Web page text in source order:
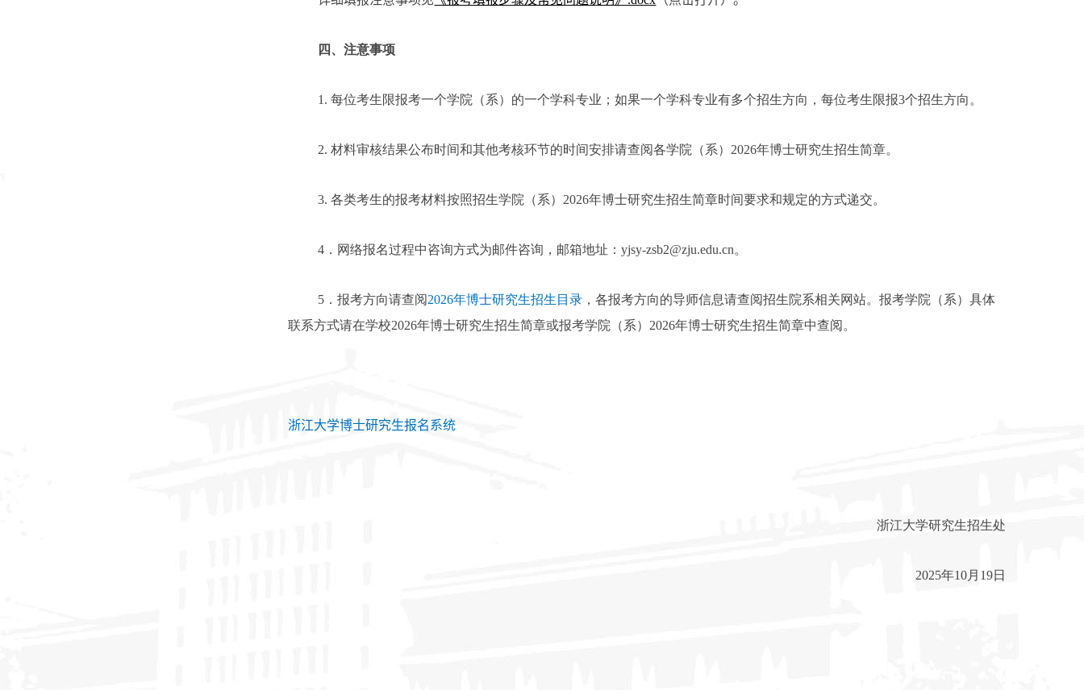
四、注意事项
1.每位考生限报考一个学院（系）的一个学科专业；如果一个学科专业有多个招生方向，每位考生限报3个招生方向。
2.材料审核结果公布时间和其他考核环节的时间安排请查阅各学院（系） 2026年博士研究生招生简章。
3.各类考生的报考材料按照招生学院（系） 2026年博士研究生招生简章时间要求和规定的方式递交。
4 ．网络报名过程中咨询方式为邮件咨询，邮箱地址：yjsy-zsb2@zju.edu.cn。
5 ．报考方向请查阅2026年博士研究生招生目录 ，各报考方向的导师信息请查阅招生院系相关网站。报考学院（系）具体
联系方式请在学校2026年博士研究生招生简章或报考学院（系） 2026年博士研究生招生简章中查阅。
浙江大学博士研究生报名系统
浙江大学研究生招生处
2025年10月 19日